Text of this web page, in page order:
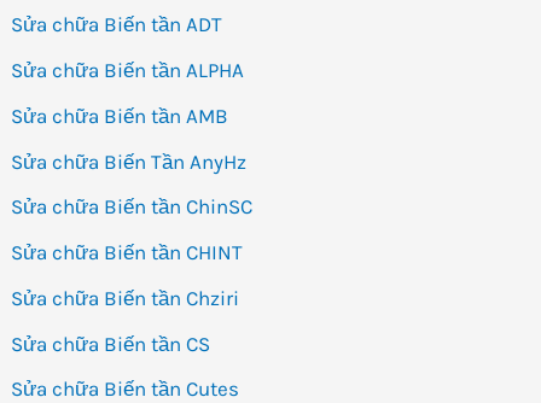
Sửa chữa Biến tần ADT
Sửa chữa Biến tần ALPHA
Sửa chữa Biến tần AMB
Sửa chữa Biến Tần AnyHz
Sửa chữa Biến tần ChinSC
Sửa chữa Biến tần CHINT
Sửa chữa Biến tần Chziri
Sửa chữa Biến tần CS
Sửa chữa Biến tần Cutes